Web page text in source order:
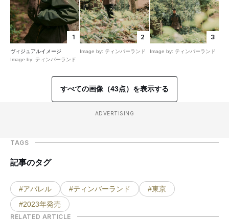
1
ヴィジュアルイメージ
Image by: ティンバーランド
2
Image by: ティンバーランド
3
Image by: ティンバーランド
すべての画像（43点）を表示する
ADVERTISING
TAGS
記事のタグ
#アパレル #ティンバーランド
#東京
#2023年発売
RELATED ARTICLE